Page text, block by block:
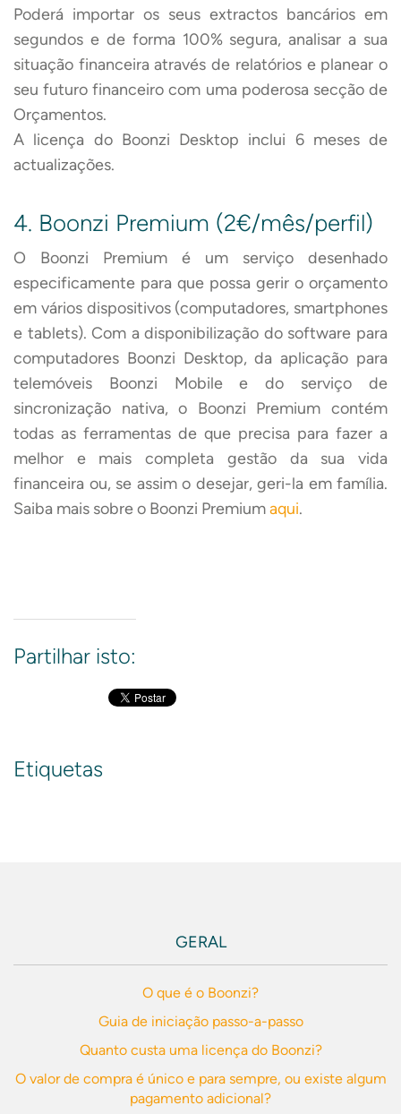
Poderá importar os seus extractos bancários em
segundos e de forma 100% segura, analisar a sua
situação financeira através de relatórios e planear o
seu futuro financeiro com uma poderosa secção de
Orçamentos.
A licença do Boonzi Desktop inclui 6 meses de
actualizações.
4. Boonzi Premium (2€/mês/perfil)
O Boonzi Premium é um serviço desenhado
especificamente para que possa gerir o orçamento
em vários dispositivos (computadores, smartphones
e tablets). Com a disponibilização do software para
computadores Boonzi Desktop, da aplicação para
telemóveis Boonzi Mobile e do serviço de
sincronização nativa, o Boonzi Premium contém
todas as ferramentas de que precisa para fazer a
melhor e mais completa gestão da sua vida
financeira ou, se assim o desejar, geri-la em família.
Saiba mais sobre o Boonzi Premiumaqui.
Partilhar isto:
Etiquetas
GERAL
O que é o Boonzi?
Guia de iniciação passo-a-passo
Quanto custa uma licença do Boonzi?
O valor de compra é único e para sempre, ou existe algum
pagamento adicional?